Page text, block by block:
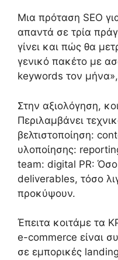
Μια πρόταση SEO
απαντά σε τρία
γίνει και πώς θα
γενικό πακέτο με
keywords τον
Στην αξιολόγηση,
Περιλαμβάνει
βελτιστοποίηση:
υλοποίησης:
team: digital PR: Όσο
deliverables, τόσο
προκύψουν.
Έπειτα κοιτάμε τα
e-commerce είναι
σε εμπορικές